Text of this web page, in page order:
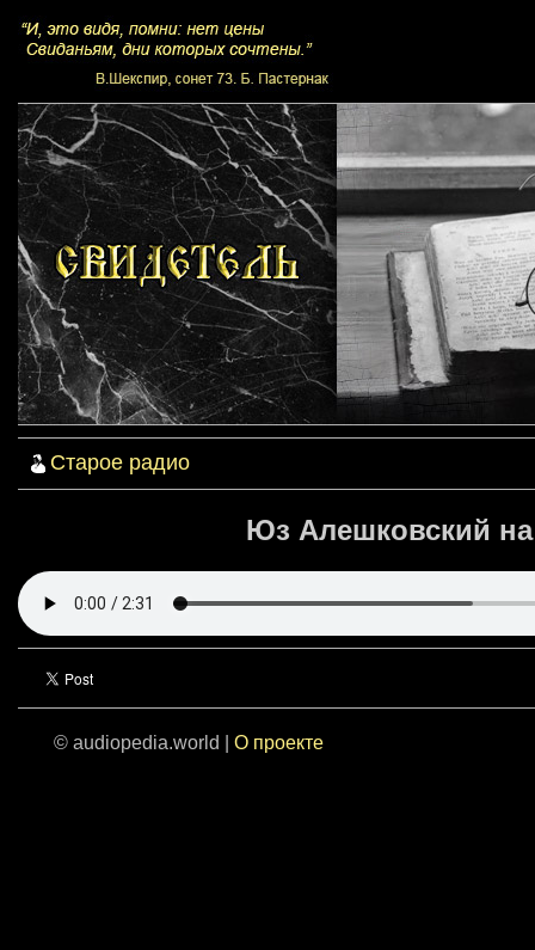
Старое радио
Юз Алешковский
© audiopedia.world | О проекте